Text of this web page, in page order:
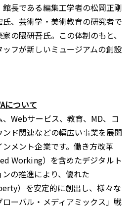
長である編集工学者の松岡正剛
、芸術学・美術教育の研究者で
の隈研吾氏。この体制のもと、
フが新しいミュージアムの創設
について
Webサービス、教育、MD、コ
ンド関連などの幅広い事業を展開
メント企業です。働き方改革
Working）を含めたデジタルト
の推進により、優れた
）を安定的に創出し、様々な
ーバル・メディアミックス」戦